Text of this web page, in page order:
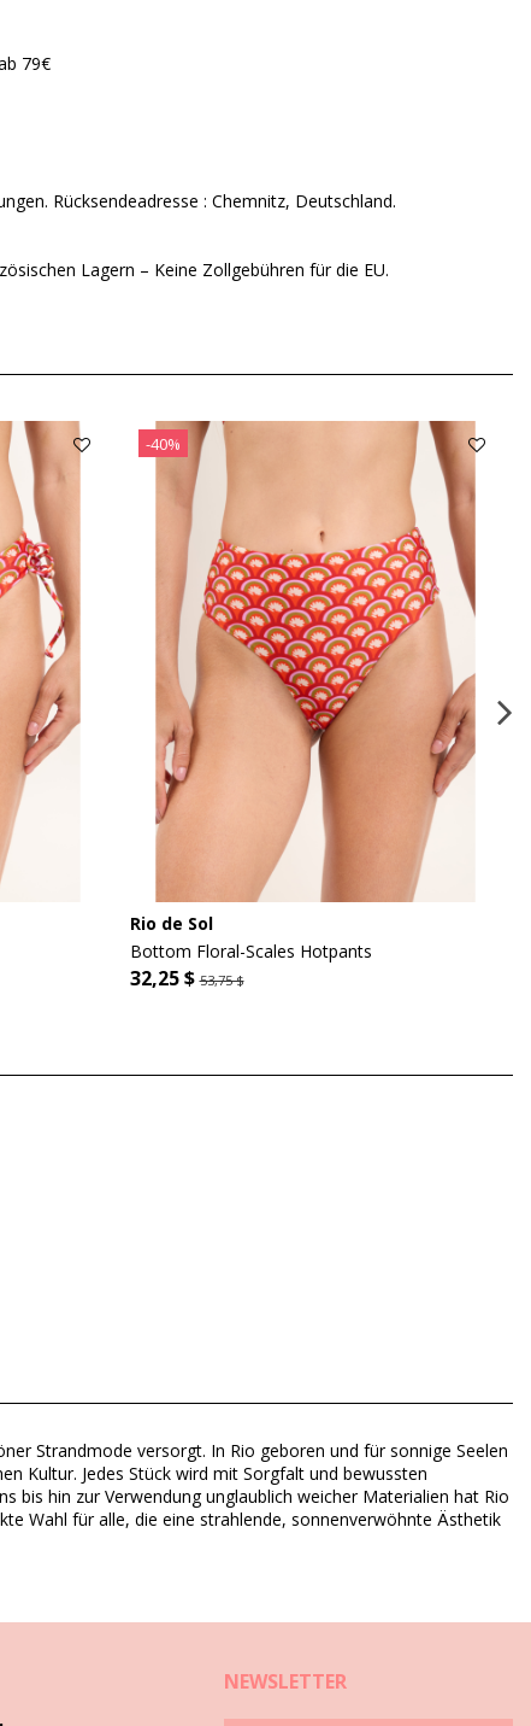
79€
Rücksendeadresse : Chemnitz, Deutschland.
Lagern – Keine Zollgebühren für die EU.
-40%
Rio de Sol
Bottom Floral-Scales Hotpants
32,25 $53,75 $
Strandmode versorgt. In Rio geboren und für sonnige Seelen
Kultur. Jedes Stück wird mit Sorgfalt und bewussten
bis hin zur Verwendung unglaublich weicher Materialien hat Rio
Wahl für alle, die eine strahlende, sonnenverwöhnte Ästhetik
NEWSLETTER